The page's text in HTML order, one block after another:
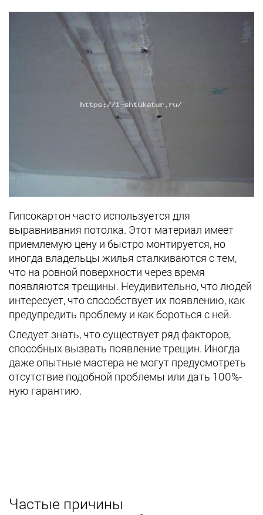
Контакты
Гипсокартон часто используется для
выравнивания потолка. Этот материал имеет
приемлемую цену и быстро монтируется, но
иногда владельцы жилья сталкиваются с тем,
что на ровной поверхности через время
появляются трещины. Неудивительно, что людей
интересует, что способствует их появлению, как
предупредить проблему и как бороться с ней.
Следует знать, что существует ряд факторов,
способных вызвать появление трещин. Иногда
даже опытные мастера не могут предусмотреть
отсутствие подобной проблемы или дать 100%-
ную гарантию.
Частые причины